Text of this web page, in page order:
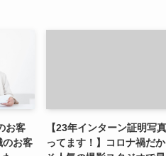
お客
のお客
【23年インターン証明写
ってます！】コロナ禍だか